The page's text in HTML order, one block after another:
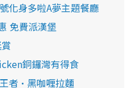
化身多啦A夢主題餐廳
免費派漢堡
銅鑼灣有得食
者•黑咖喱拉麵